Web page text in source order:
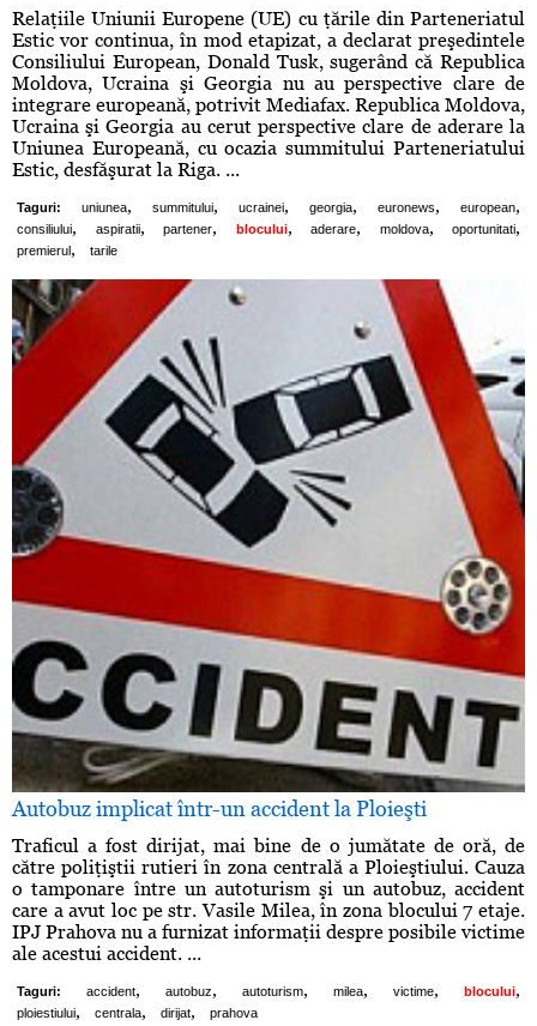
Relaţiile Uniunii Europene (UE) cu ţările din Parteneriatul
Estic vor continua, în mod etapizat, a declarat preşedintele
Consiliului European, Donald Tusk, sugerând că Republica
Moldova, Ucraina şi Georgia nu au perspective clare de
integrare europeană, potrivit Mediafax. Republica Moldova,
Ucraina şi Georgia au cerut perspective clare de aderare la
Uniunea Europeană, cu ocazia summitului Parteneriatului
Estic, desfăşurat la Riga. ...
Taguri: uniunea, summitului, ucrainei, georgia, euronews, european,
consiliului, aspiratii, partener, blocului, aderare, moldova, oportunitati,
premierul , tarile
Autobuz implicat într-un accident la Ploieşti
Traficul a fost dirijat, mai bine de o jumătate de oră, de
către poliţiştii rutieri în zona centrală a Ploieştiului. Cauza
o tamponare între un autoturism şi un autobuz, accident
care a avut loc pe str. Vasile Milea, în zona blocului 7 etaje.
IPJ Prahova nu a furnizat informaţii despre posibile victime
ale acestui accident. ...
Taguri: accident, autobuz, autoturism, milea, victime, blocului,
ploiestiului, centrala, dirijat, prahova